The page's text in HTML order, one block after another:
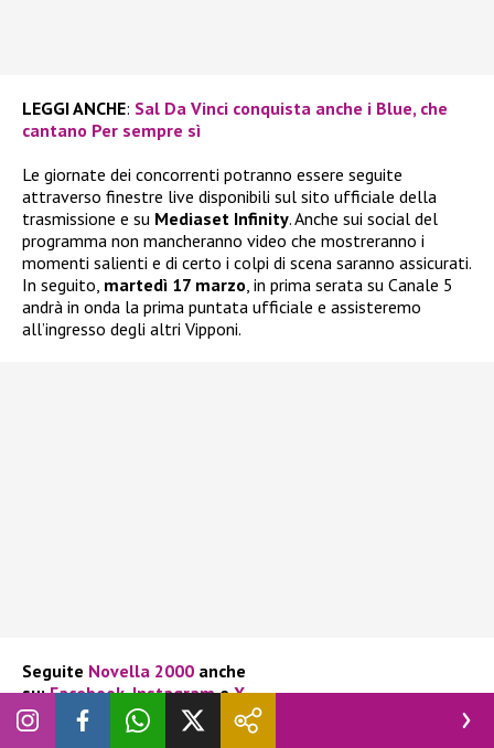
LEGGI ANCHE: Sal Da Vinci conquista anche i Blue, che
cantano Per sempre sì
Le giornate dei concorrenti potranno essere seguite
attraverso finestre live disponibili sul sito ufficiale della
trasmissione e su Mediaset Infinity. Anche sui social del
programma non mancheranno video che mostreranno i
momenti salienti e di certo i colpi di scena saranno assicurati.
In seguito, martedì 17 marzo , in prima serata su Canale 5
andrà in onda la prima puntata ufficiale e assisteremo
all’ingresso degli altri Vipponi.
Seguite Novella 2000 anche
su:Facebook,InstagrameX.